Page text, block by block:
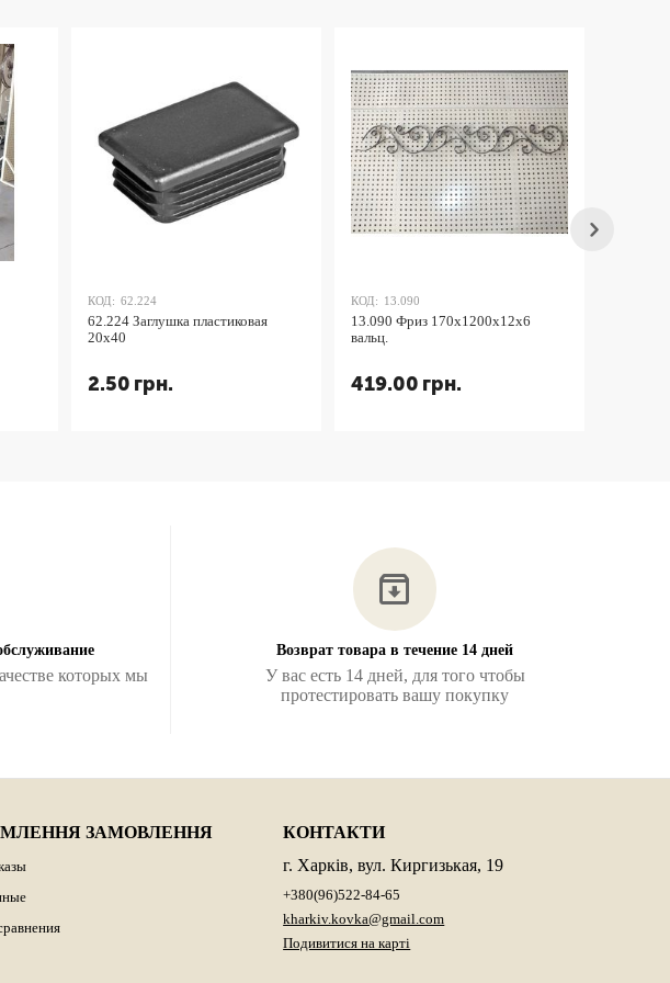
КОД: 62.224
62.224 Заглушка пластиковая
20х40
2.50 грн.
КОД: 13.090
13.090 Фриз 170х1200х12х6
вальц.
419.00 грн.
которых мы
Возврат товара в течение 14 дней
У вас есть 14 дней, для того чтобы
протестировать вашу покупку
ЗАМОВЛЕННЯ
КОНТАКТИ
г. Харків, вул. Киргизькая, 19
+380(96)522-84-65
kharkiv.kovka@gmail.com
Подивитися на карті